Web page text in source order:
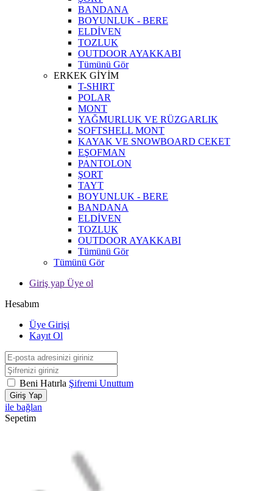
BANDANA
BOYUNLUK - BERE
ELDİVEN
TOZLUK
OUTDOOR AYAKKABI
Tümünü Gör
ERKEK GİYİM
T-SHIRT
POLAR
MONT
YAĞMURLUK VE RÜZGARLIK
SOFTSHELL MONT
KAYAK VE SNOWBOARD CEKET
EŞOFMAN
PANTOLON
ŞORT
TAYT
BOYUNLUK - BERE
BANDANA
ELDİVEN
TOZLUK
OUTDOOR AYAKKABI
Tümünü Gör
Tümünü Gör
Giriş yap Üye ol
Hesabım
Üye Girişi
Kayıt Ol
Beni Hatırla Şifremi Unuttum
Giriş Yap
ile bağlan
Sepetim